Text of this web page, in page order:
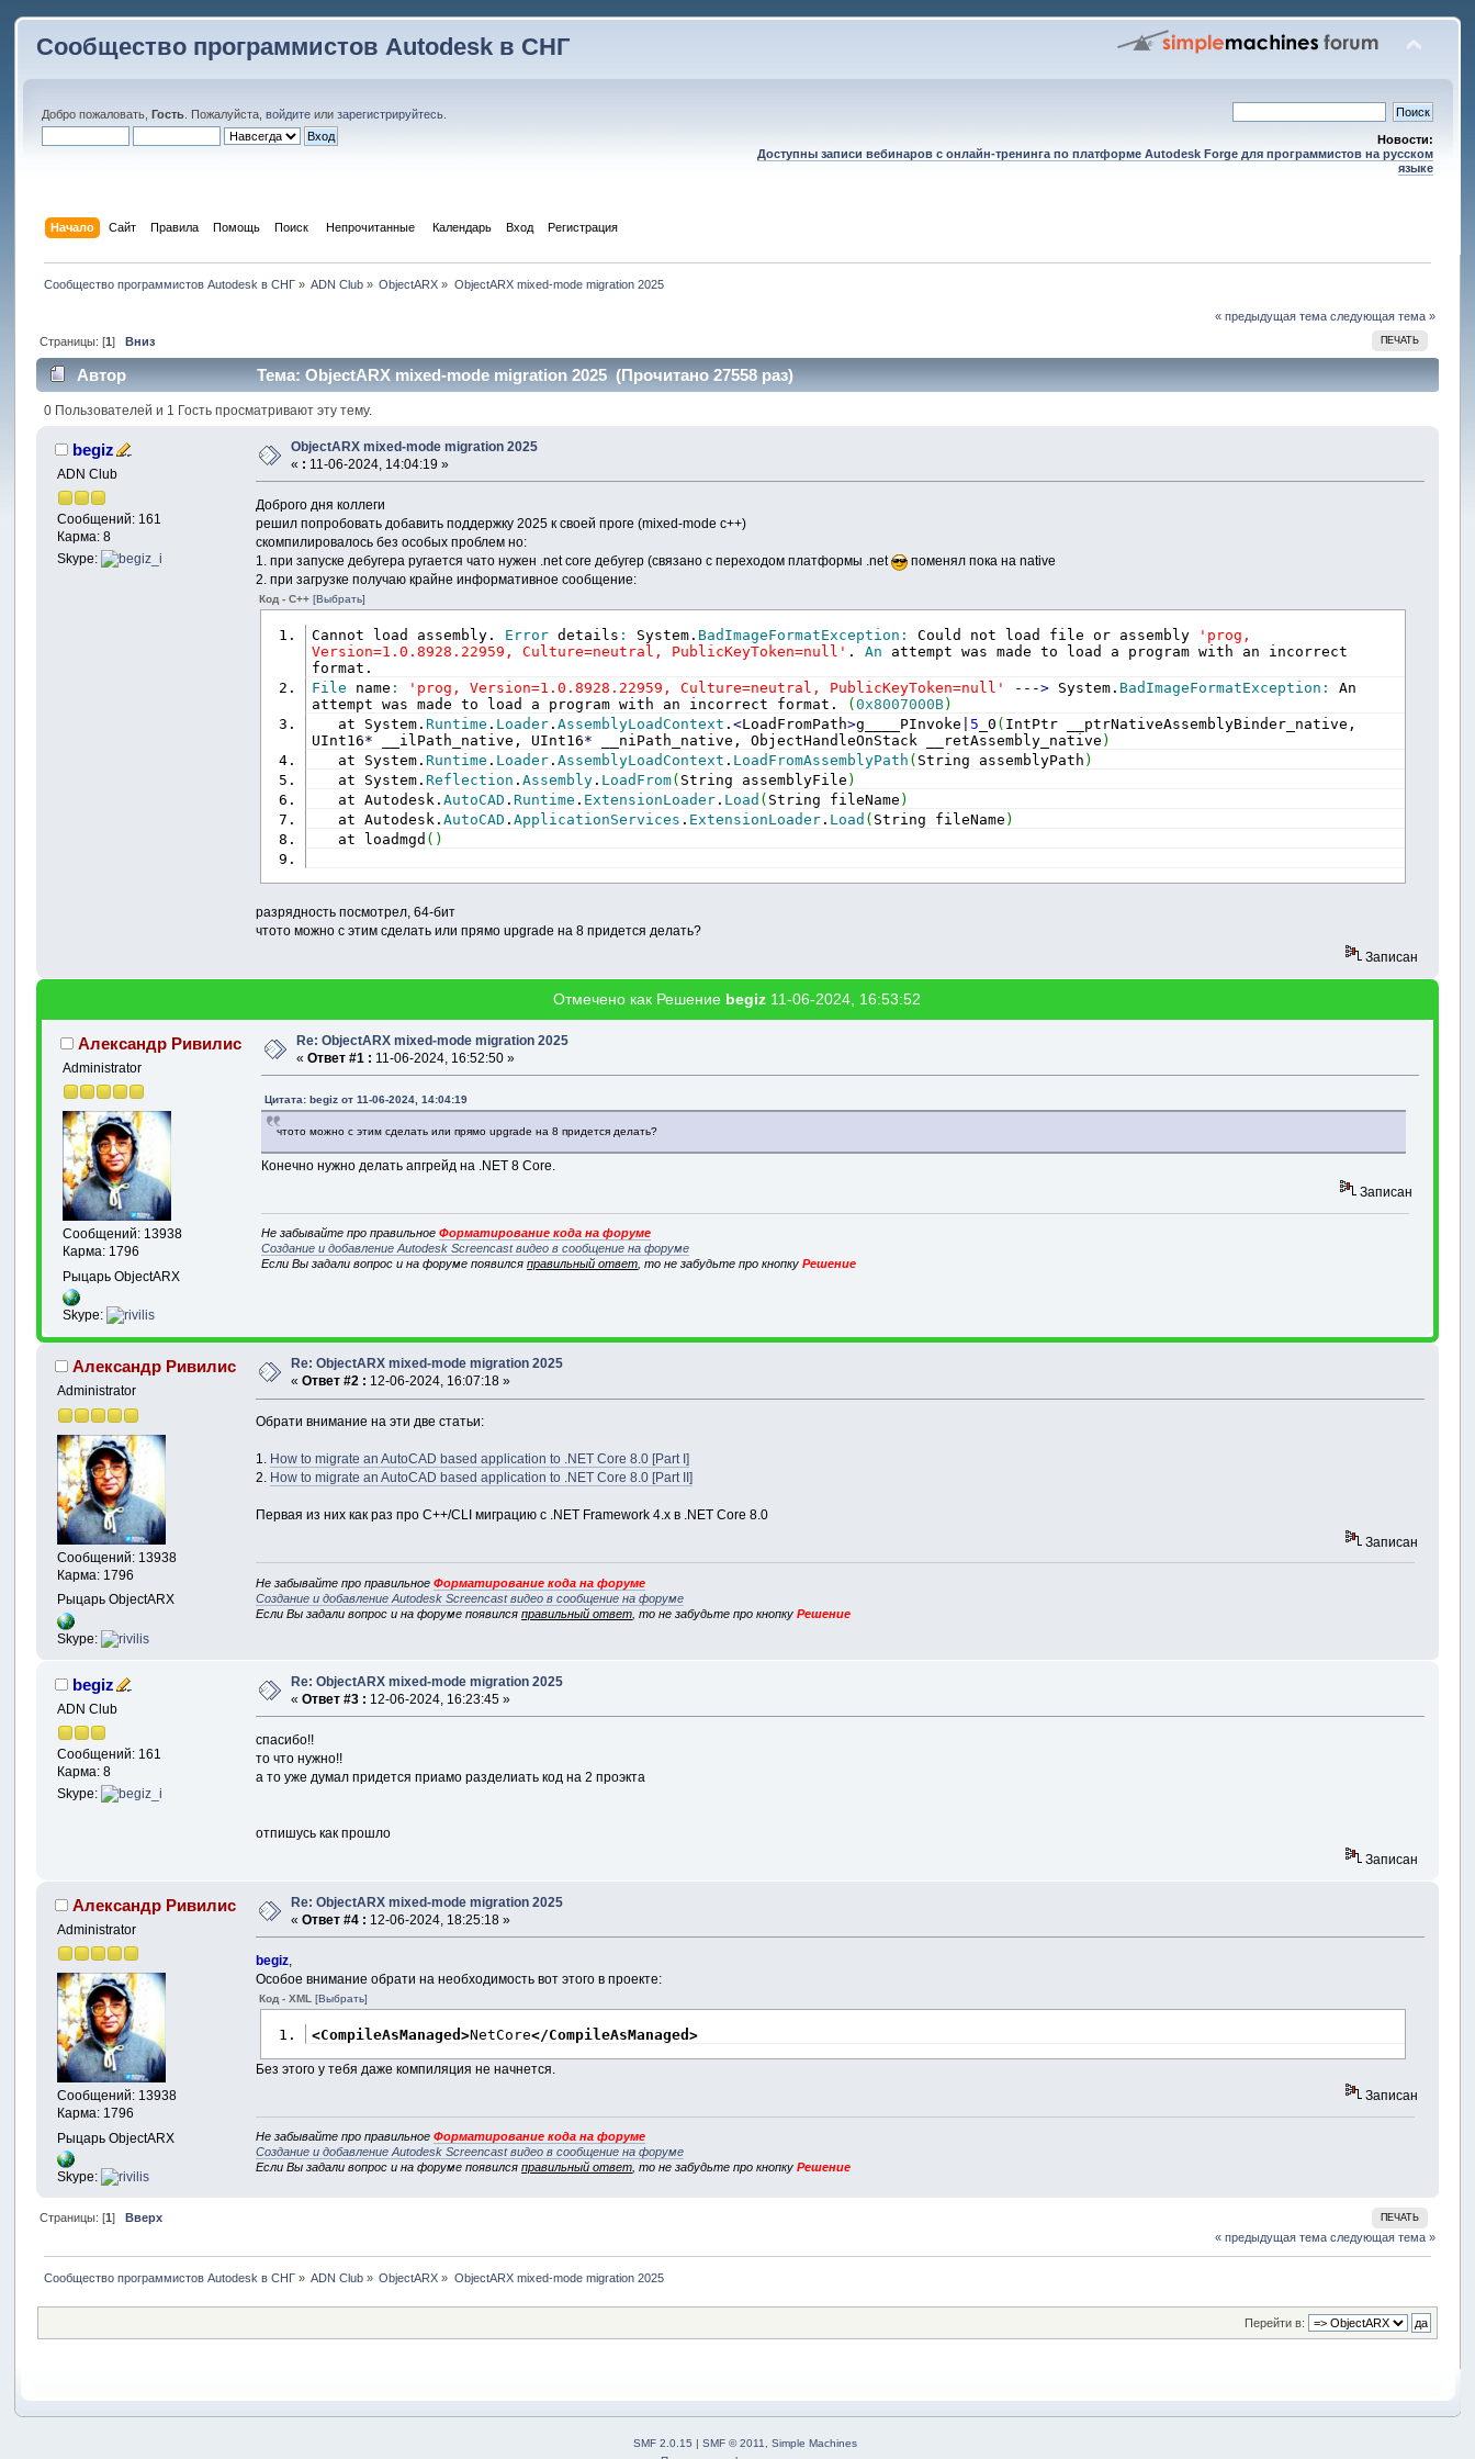
Сообщество программистов Autodesk в СНГ
Добро пожаловать,Гость . Пожалуйста,войдите илизарегистрируйтесь
Новости:
Доступны записи вебинаров с онлайн-тренинга по платформе Autodesk Forge для программистов на русском
языке
Начало Сайт Правила Помощь Поиск Непрочитанные Календарь Вход Регистрация
Сообщество программистов Autodesk в СНГ» ADN Club » ObjectARX » ObjectARX mixed-mode migration 2025
« предыдущая тема следующая тема »
ПЕЧАТЬ
Страницы: [1] Вниз
Автор Тема: ObjectARX mixed-mode migration 2025 (Прочитано 27558 раз)
0 Пользователей и 1 Гость просматривают эту тему.
begiz
ADN Club
Сообщений: 161
Карма: 8
Skype:
ObjectARX mixed-mode migration 2025
« : 11-06-2024, 14:04:19 »
Доброго дня коллеги
решил попробовать добавить поддержку 2025 к своей проге (mixed-mode c++)
скомпилировалось без особых проблем но:
1. при запуске дебугера ругается чато нужен .net core дебугер (связано с переходом платформы .net
поменял пока на native
2. при загрузке получаю крайне информативное сообщение:
Код - C++[Выбрать]
Cannot load assembly. Error details : System. BadImageFormatException : Could not load file or assembly
'prog,
Version=1.0.8928.22959, Culture=neutral, PublicKeyToken=null' . An attempt was made to load a program with an incorrect
format.
File name : 'prog, Version=1.0.8928.22959, Culture=neutral, PublicKeyToken=null' ---> System. BadImageFormatException :
An
attempt was made to load a program with an incorrect format.
(0x8007000B)
at System.Runtime . Loader .AssemblyLoadContext .<LoadFromPath>g____PInvoke 5 _0 ( IntPtr __ptrNativeAssemblyBinder_native,
UInt16* __ilPath_native, UInt16* __niPath_native, ObjectHandleOnStack __retAssembly_native )
at System.Runtime . Loader .AssemblyLoadContext . LoadFromAssemblyPath ( String assemblyPath )
at System.Reflection .Assembly . LoadFrom( String assemblyFile )
at Autodesk.AutoCAD .Runtime . ExtensionLoader . Load ( String fileName )
at Autodesk.AutoCAD .ApplicationServices . ExtensionLoader . Load ( String fileName )
at loadmgd ( )
разрядность посмотрел, 64-бит
чтото можно с этим сделать или прямо upgrade на 8 придется делать?
Записан
Отмечено как Решение begiz 11-06-2024, 16:53:52
Александр Ривилис
Administrator
Сообщений: 13938
Карма: 1796
Рыцарь ObjectARX
Skype:
Re: ObjectARX mixed-mode migration 2025
«Ответ #1 : 11-06-2024, 16:52:50 »
Цитата: begiz от 11-06-2024, 14:04:19
чтото можно с этим сделать или прямо upgrade на 8 придется делать?
Конечно нужно делать апгрейд на .NET 8 Core.
Записан
Не забывайте про правильноеФорматирование кода на форуме
Создание и добавление Autodesk Screencast видео в сообщение на форуме
Если Вы задали вопрос и на форуме появилсяправильный ответ , то не забудьте про кнопкуРешение
Александр Ривилис
Administrator
Сообщений: 13938
Карма: 1796
Рыцарь ObjectARX
Skype:
Re: ObjectARX mixed-mode migration 2025
«Ответ #2 : 12-06-2024, 16:07:18 »
Обрати внимание на эти две статьи:
1. How to migrate an AutoCAD based application to .NET Core 8.0 [Part I]
2. How to migrate an AutoCAD based application to .NET Core 8.0 [Part II]
Первая из них как раз про C++/CLI миграцию с .NET Framework 4.x в .NET Core 8.0
Записан
Не забывайте про правильноеФорматирование кода на форуме
Создание и добавление Autodesk Screencast видео в сообщение на форуме
Если Вы задали вопрос и на форуме появилсяправильный ответ , то не забудьте про кнопкуРешение
begiz
ADN Club
Сообщений: 161
Карма: 8
Skype:
Re: ObjectARX mixed-mode migration 2025
«Ответ #3 : 12-06-2024, 16:23:45 »
спасибо!!
то что нужно!!
а то уже думал придется приамо разделиать код на 2 проэкта
отпишусь как прошло
Записан
Александр Ривилис
Administrator
Сообщений: 13938
Карма: 1796
Рыцарь ObjectARX
Skype:
Re: ObjectARX mixed-mode migration 2025
«Ответ #4 : 12-06-2024, 18:25:18 »
begiz,
Особое внимание обрати на необходимость вот этого в проекте:
Код - XML[Выбрать]
<CompileAsManaged>NetCore</CompileAsManaged>
Без этого у тебя даже компиляция не начнется.
Записан
Не забывайте про правильноеФорматирование кода на форуме
Создание и добавление Autodesk Screencast видео в сообщение на форуме
Если Вы задали вопрос и на форуме появилсяправильный ответ , то не забудьте про кнопкуРешение
ПЕЧАТЬ
Страницы: [1 ]
Вверх
« предыдущая тема следующая тема »
Сообщество программистов Autodesk в СНГ» ADN Club » ObjectARX » ObjectARX mixed-mode migration 2025
Перейти в:
SMF 2.0.15 |SMF © 2011,Simple Machines